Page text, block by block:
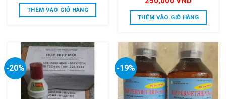
là:
800,000 VND.
tại
là:
THÊM VÀO GIỎ HÀNG
là:
280,000 VND.
tại
là:
THÊM VÀO GIỎ HÀNG
-20% -19%